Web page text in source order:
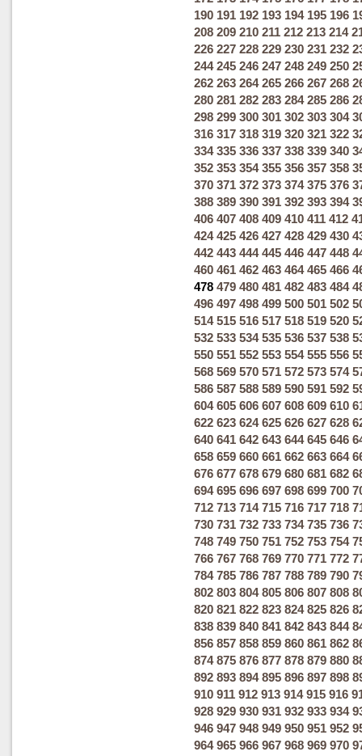
190 191 192 193 194 195 196
208 209 210 211 212 213 214
226 227 228 229 230 231 232
244 245 246 247 248 249 250
262 263 264 265 266 267 268
280 281 282 283 284 285 286
298 299 300 301 302 303 304
316 317 318 319 320 321 322
334 335 336 337 338 339 340
352 353 354 355 356 357 358
370 371 372 373 374 375 376
388 389 390 391 392 393 394
406 407 408 409 410 411 412
424 425 426 427 428 429 430
442 443 444 445 446 447 448
460 461 462 463 464 465 466
478 479 480 481 482 483 484
496 497 498 499 500 501 502
514 515 516 517 518 519 520
532 533 534 535 536 537 538
550 551 552 553 554 555 556
568 569 570 571 572 573 574
586 587 588 589 590 591 592
604 605 606 607 608 609 610
622 623 624 625 626 627 628
640 641 642 643 644 645 646
658 659 660 661 662 663 664
676 677 678 679 680 681 682
694 695 696 697 698 699 700
712 713 714 715 716 717 718
730 731 732 733 734 735 736
748 749 750 751 752 753 754
766 767 768 769 770 771 772
784 785 786 787 788 789 790
802 803 804 805 806 807 808
820 821 822 823 824 825 826
838 839 840 841 842 843 844
856 857 858 859 860 861 862
874 875 876 877 878 879 880
892 893 894 895 896 897 898
910 911 912 913 914 915 916
928 929 930 931 932 933 934
946 947 948 949 950 951 952
964 965 966 967 968 969 970